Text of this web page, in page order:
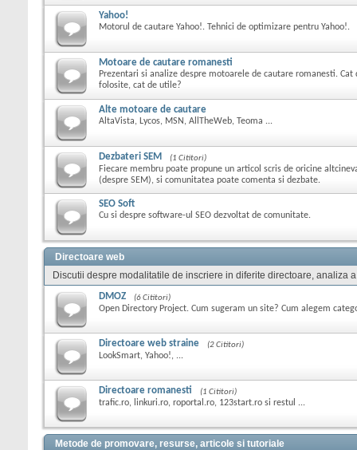
Yahoo!
Motorul de cautare Yahoo!. Tehnici de optimizare pentru Yahoo!.
Motoare de cautare romanesti
Prezentari si analize despre motoarele de cautare romanesti. Cat
folosite, cat de utile?
Alte motoare de cautare
AltaVista, Lycos, MSN, AllTheWeb, Teoma ...
Dezbateri SEM (1 Cititori)
Fiecare membru poate propune un articol scris de oricine
(despre SEM), si comunitatea poate comenta si dezbate.
SEO Soft
Cu si despre software-ul SEO dezvoltat de comunitate.
Directoare web
Discutii despre modalitatile de inscriere in diferite directoare, analiza
DMOZ (6 Cititori)
Open Directory Project. Cum sugeram un site? Cum alegem
Directoare web straine (2 Cititori)
LookSmart, Yahoo!, ...
Directoare romanesti (1 Cititori)
trafic.ro, linkuri.ro, roportal.ro, 123start.ro si restul ...
Metode de promovare, resurse, articole si tutoriale